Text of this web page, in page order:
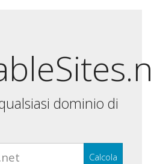
dominio di
Calcola